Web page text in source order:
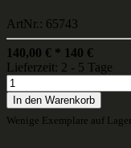
ArtNr.: 65743
140,00 € * 140 €
Lieferzeit: 2 - 5 Tage
In den Warenkorb
Wenige Exemplare auf